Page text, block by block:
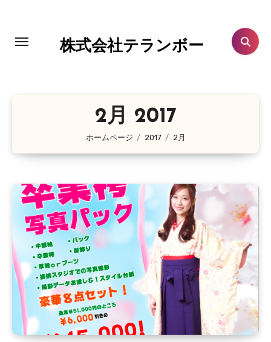
株式会社テランボー
2月 2017
ホームページ 2017 2月